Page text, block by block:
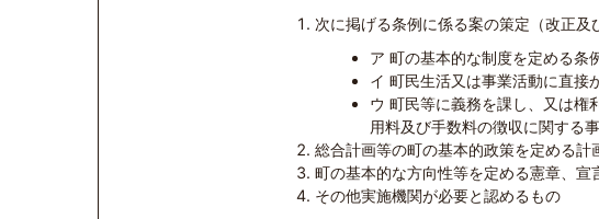
次に掲げる条例に係る案の策定（改正及
ア 町の基本的な制度を定める条
イ 町民生活又は事業活動に直接
ウ 町民等に義務を課し、又は権
用料及び手数料の徴収に関する
総合計画等の町の基本的政策を定める計
町の基本的な方向性等を定める憲章、宣
その他実施機関が必要と認めるもの